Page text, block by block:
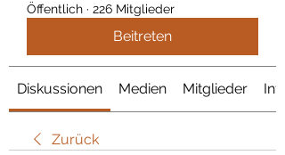
Öffentlich · 226 Mitglieder
Beitreten
Diskussionen Medien Mitglieder Info
Zurück